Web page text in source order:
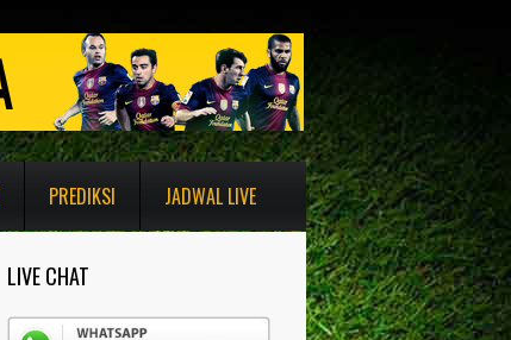
PREDIKSI JADWAL LIVE
LIVE CHAT